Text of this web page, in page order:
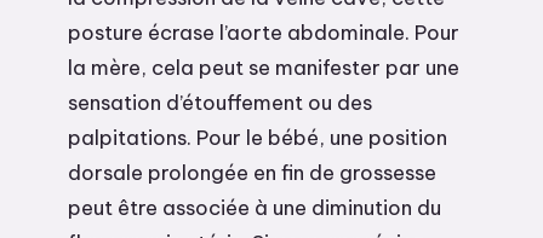
posture écrase l’aorte abdominale. Pour
la mère, cela peut se manifester par une
sensation d’étouffement ou des
palpitations. Pour le bébé, une position
dorsale prolongée en fin de grossesse
peut être associée à une diminution du